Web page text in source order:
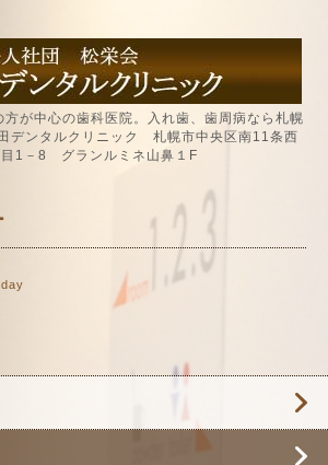
方が中心の歯科医院。入れ歯、歯周病なら札幌
デンタルクリニック 札幌市中央区南11条西
1－8 グランルミネ山鼻１F